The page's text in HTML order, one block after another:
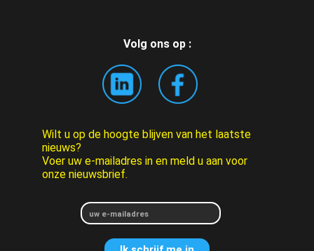
Volg ons op :
Wilt u op de hoogte blijven van het laatste
nieuws?
Voer uw e-mailadres in en meld u aan voor
onze nieuwsbrief.